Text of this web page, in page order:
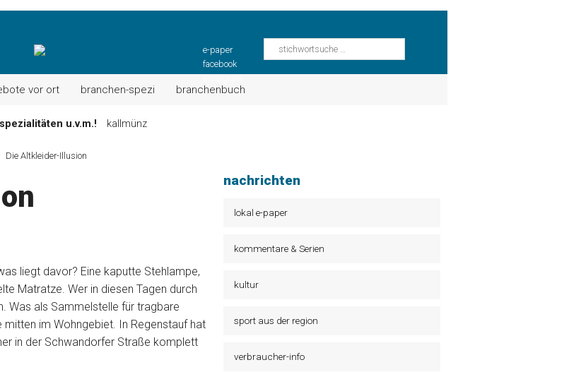
e-paper
facebook
vor ort branchen-spezi branchenbuch
u.v.m.!
kallmünz
Angebot …
Region!
Die Altkleider-Illusion
liegt davor? Eine kaputte Stehlampe,
Matratze. Wer in diesen Tagen durch
Was als Sammelstelle für tragbare
im Wohngebiet. In Regenstauf hat
in der Schwandorfer Straße komplett
nachrichten
lokal e-paper
kommentare & Serien
kultur
sport aus der region
verbraucher-info